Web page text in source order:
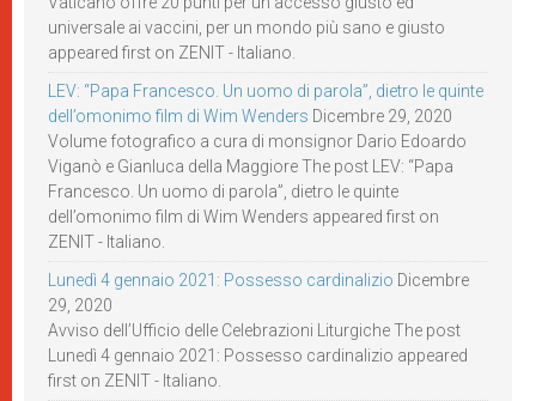
universale ai vaccini, per un mondo più sano e giusto
appeared first on ZENIT - Italiano.
LEV: “Papa Francesco. Un uomo di parola”, dietro le quinte
dell’omonimo film di Wim Wenders Dicembre 29, 2020
Volume fotografico a cura di monsignor Dario Edoardo
Viganò e Gianluca della Maggiore The post LEV: “Papa
Francesco. Un uomo di parola”, dietro le quinte
dell’omonimo film di Wim Wenders appeared first on
ZENIT - Italiano.
Lunedì 4 gennaio 2021: Possesso cardinalizio Dicembre
29, 2020
Avviso dell’Ufficio delle Celebrazioni Liturgiche The post
Lunedì 4 gennaio 2021: Possesso cardinalizio appeared
first on ZENIT - Italiano.